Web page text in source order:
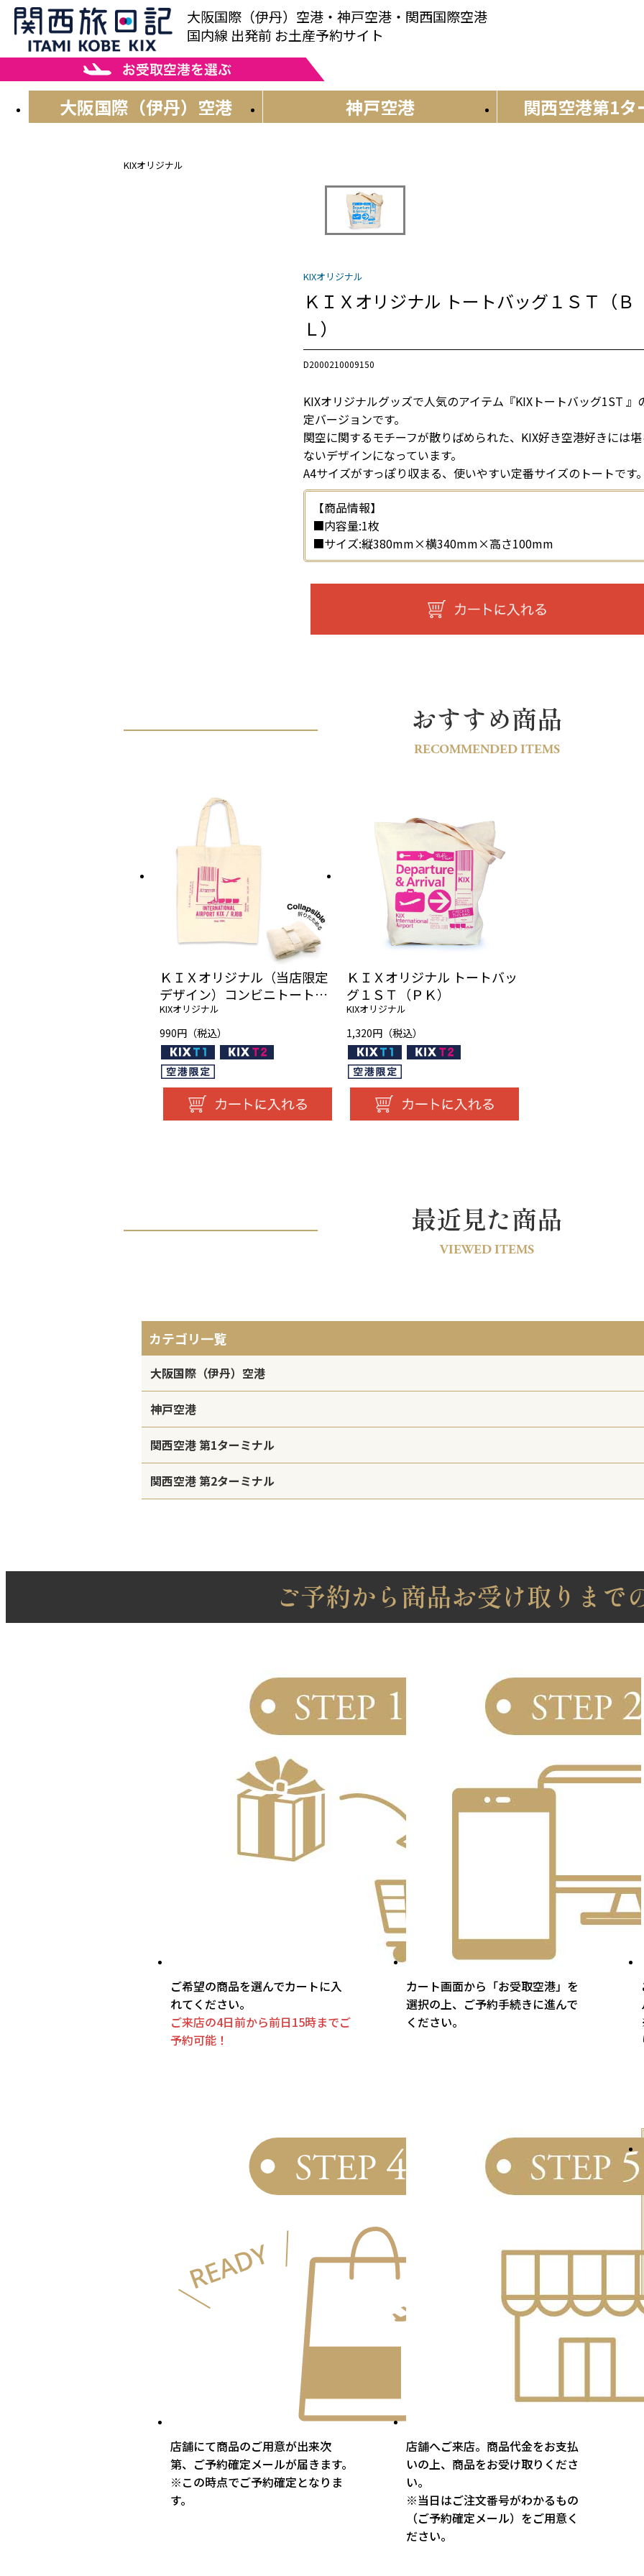
大阪国際（伊丹）空港・神戸空港・関西国際空港
国内線 出発前 お土産予約サイト
大阪国際 （伊丹）空港 神戸空港 関西空港第1タ
KIXオリジナル
KIXオリジナル
ＫＩＸオリジナル トートバッグ１ＳＴ（Ｂ
Ｌ）
D2000210009150
KIXオリジナルグッズで人気のアイテム『KIXトートバッグ1ST 』
定バージョンです。
関空に関するモチーフが散りばめられた、KIX好き空港好きには
ないデザインになっています。
A4サイズがすっぽり収まる、使いやすい定番サイズのトートです
【商品情報】
■内容量:1枚
■サイズ:縦380mm×横340mm×高さ100mm
おすすめ商品
RECOMMENDED ITEMS
ＫＩＸオリジナル（当店限定
デザイン）コンビニトート
（ＰＫ）
KIXオリジナル
990円（税込）
ＫＩＸオリジナル トートバッ
グ１ＳＴ（ＰＫ）
KIXオリジナル
1,320円（税込）
最近見た商品
VIEWED ITEMS
カテゴリ一覧
大阪国際（伊丹）空港
神戸空港
関西空港 第1ターミナル
関西空港 第2ターミナル
ご予約から商品お受け取りまで
ご希望の商品を選んでカートに入
れてください。
ご来店の4日前から前日15時までご
予約可能！
カート画面から「お受取空港」を
選択の上、ご予約手続きに進んで
ください。
店舗にて商品のご用意が出来次
第、ご予約確定メールが届きます。
※この時点でご予約確定となりま
す。
店舗へご来店。商品代金をお支払
いの上、商品をお受け取りくださ
い。
※当日はご注文番号がわかるもの
（ご予約確定メール）をご用意く
ださい。